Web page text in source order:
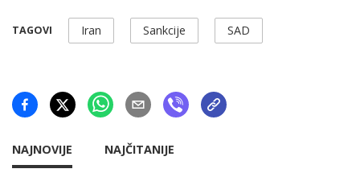
TAGOVI Iran Sankcije SAD
NAJNOVIJE NAJČITANIJE